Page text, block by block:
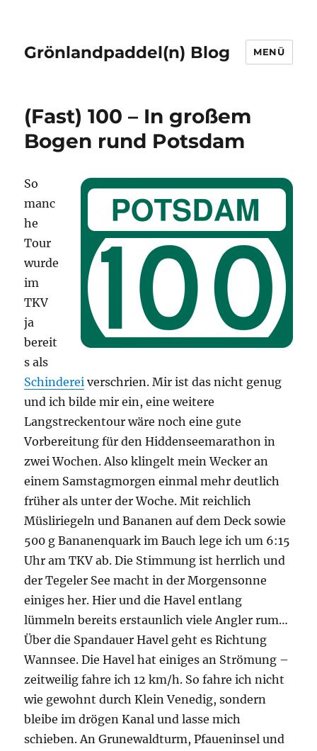
Grönlandpaddel(n) Blog MENÜ
(Fast) 100 – In großem
Bogen rund Potsdam
So
manc
he
Tour
wurde
im
TKV
ja
bereit
s als
Schinderei verschrien. Mir ist das nicht genug
und ich bilde mir ein, eine weitere
Langstreckentour wäre noch eine gute
Vorbereitung für den Hiddenseemarathon in
zwei Wochen. Also klingelt mein Wecker an
einem Samstagmorgen einmal mehr deutlich
früher als unter der Woche. Mit reichlich
Müsliriegeln und Bananen auf dem Deck sowie
500 g Bananenquark im Bauch lege ich um 6:15
Uhr am TKV ab. Die Stimmung ist herrlich und
der Tegeler See macht in der Morgensonne
einiges her. Hier und die Havel entlang
lümmeln bereits erstaunlich viele Angler rum…
Über die Spandauer Havel geht es Richtung
Wannsee. Die Havel hat einiges an Strömung –
zeitweilig fahre ich 12 km/h. So fahre ich nicht
wie gewohnt durch Klein Venedig, sondern
bleibe im drögen Kanal und lasse mich
schieben. An Grunewaldturm, Pfaueninsel und